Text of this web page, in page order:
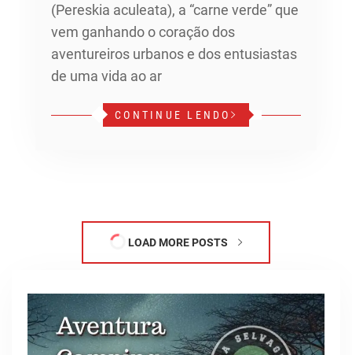
(Pereskia aculeata), a “carne verde” que
vem ganhando o coração dos
aventureiros urbanos e dos entusiastas
de uma vida ao ar
CONTINUE LENDO
LOAD MORE POSTS